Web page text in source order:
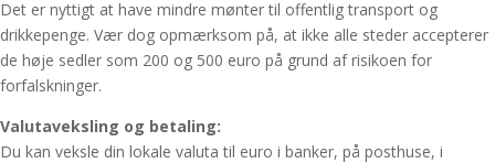
Det er nyttigt at have mindre mønter til offentlig transport og
drikkepenge. Vær dog opmærksom på, at ikke alle steder accepterer
de høje sedler som 200 og 500 euro på grund af risikoen for
forfalskninger.
Valutaveksling og betaling:
Du kan veksle din lokale valuta til euro i banker, på posthuse, i